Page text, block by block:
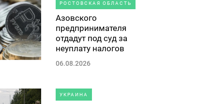
РОСТОВСКАЯ ОБЛАСТЬ
Азовского
предпринимателя
отдадут под суд за
неуплату налогов
06.08.2026
УКРАИНА